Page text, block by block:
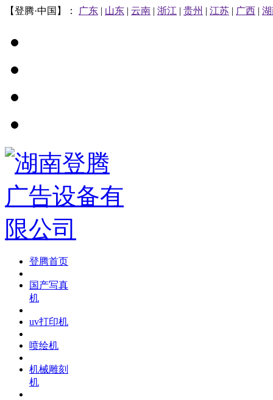
【登腾·中国】： 广东 | 山东 | 云南 | 浙江 | 贵州 | 江苏 | 广西 |
登腾首页
国产写真
机
uv打印机
喷绘机
机械雕刻
机